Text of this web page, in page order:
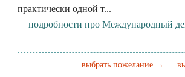
практически одной т...
подробности про Международный
выбрать пожелание →